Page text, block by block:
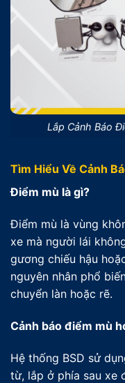
Lắp Cảnh Báo
Tìm Hiểu Về Cảnh
Điểm mù là gì?
Điểm mù là vùng
xe mà người lái
gương chiếu hậu
nguyên nhân phổ
chuyển làn hoặc rẽ.
Cảnh báo điểm mù
Hệ thống BSD sử
từ, lắp ở phía sau xe